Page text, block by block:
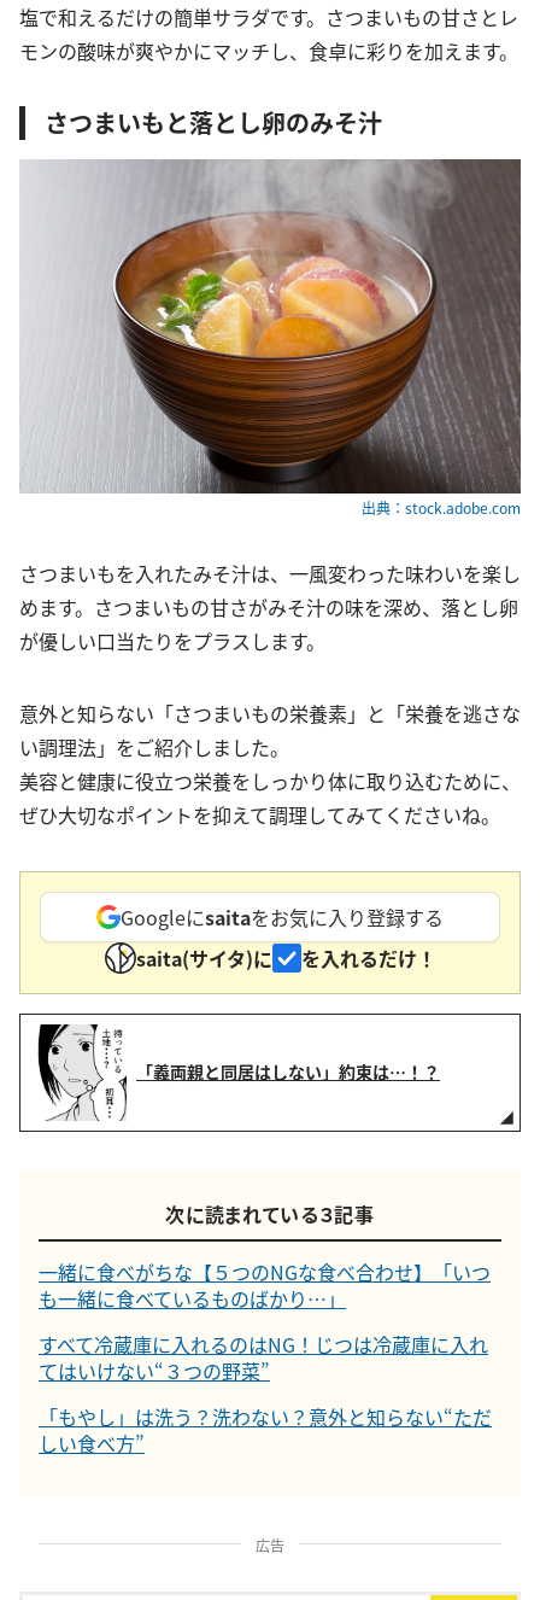
塩で和えるだけの簡単サラダです。さつまいもの甘さとレ
モンの酸味が爽やかにマッチし、食卓に彩りを加えます。
さつまいもと落とし卵のみそ汁
出典：stock.adobe.com
さつまいもを入れたみそ汁は、一風変わった味わいを楽し
めます。さつまいもの甘さがみそ汁の味を深め、落とし卵
が優しい口当たりをプラスします。
意外と知らない「さつまいもの栄養素」と「栄養を逃さな
い調理法」をご紹介しました。
美容と健康に役立つ栄養をしっかり体に取り込むために、
ぜひ大切なポイントを抑えて調理してみてくださいね。
Googleにsaitaをお気に入り登録する
saita(サイタ)に
を入れるだけ！
「義両親と同居はしない」約束は…！？
次に読まれている３記事
一緒に食べがちな【５つのNGな食べ合わせ】「いつ
も一緒に食べているものばかり…」
すべて冷蔵庫に入れるのはNG！じつは冷蔵庫に入れ
てはいけない“３つの野菜”
「もやし」は洗う？洗わない？意外と知らない“ただ
しい食べ方”
広告